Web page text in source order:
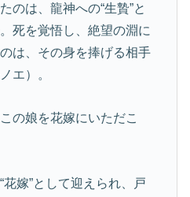
のは、龍神への“生贄”と
死を覚悟し、絶望の淵に
は、その身を捧げる相手
エ）。
の娘を花嫁にいただこ
嫁”として迎えられ、戸